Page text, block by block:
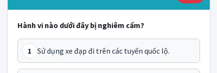
Hành vi nào dưới đây bị nghiêm cấm?
1 Sử dụng xe đạp đi trên các tuyến quốc lộ.